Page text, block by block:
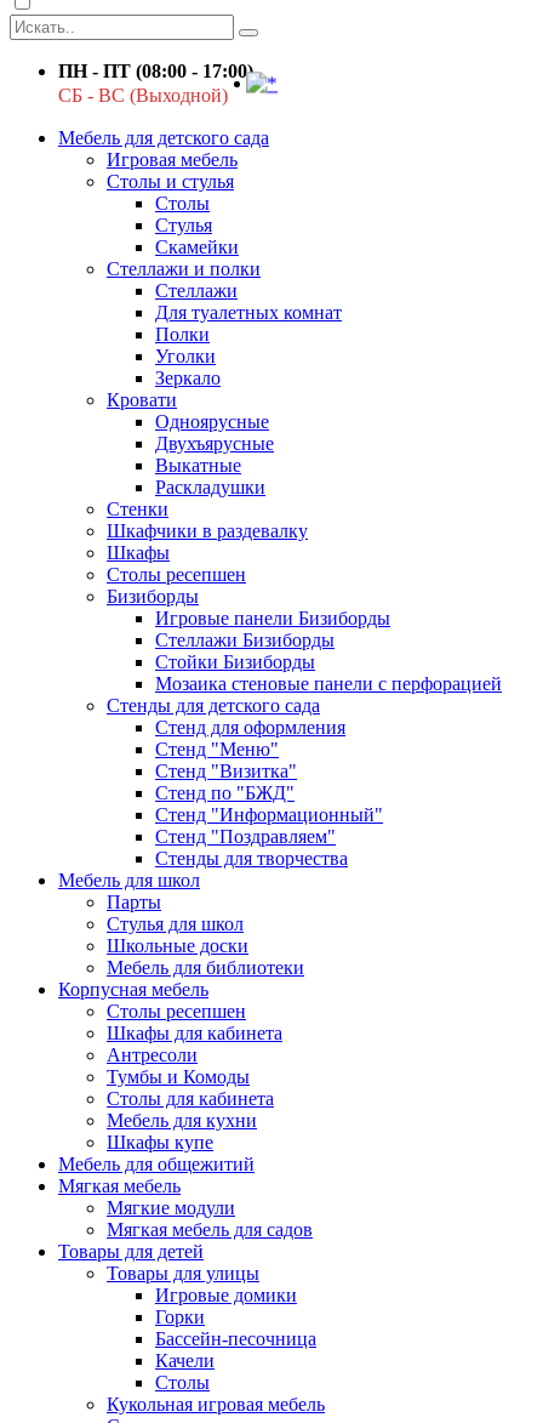
ПН - ПТ (08:00 - 17:00)
СБ - ВС (Выходной)
Мебель для детского сада
Игровая мебель
Столы и стулья
Столы
Стулья
Скамейки
Стеллажи и полки
Стеллажи
Для туалетных комнат
Полки
Уголки
Зеркало
Кровати
Одноярусные
Двухъярусные
Выкатные
Раскладушки
Стенки
Шкафчики в раздевалку
Шкафы
Столы ресепшен
Бизиборды
Игровые панели Бизиборды
Стеллажи Бизиборды
Стойки Бизиборды
Мозаика стеновые панели с перфорацией
Стенды для детского сада
Стенд для оформления
Стенд "Меню"
Стенд "Визитка"
Стенд по "БЖД"
Стенд "Информационный"
Стенд "Поздравляем"
Стенды для творчества
Мебель для школ
Парты
Стулья для школ
Школьные доски
Мебель для библиотеки
Корпусная мебель
Столы ресепшен
Шкафы для кабинета
Антресоли
Тумбы и Комоды
Столы для кабинета
Мебель для кухни
Шкафы купе
Мебель для общежитий
Мягкая мебель
Мягкие модули
Мягкая мебель для садов
Товары для детей
Товары для улицы
Игровые домики
Горки
Бассейн-песочница
Качели
Столы
Кукольная игровая мебель